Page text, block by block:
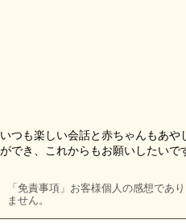
いつも楽しい会話と赤ちゃんもあや
ができ、これからもお願いしたいで
「免責事項」お客様個人の感想であ
ません。